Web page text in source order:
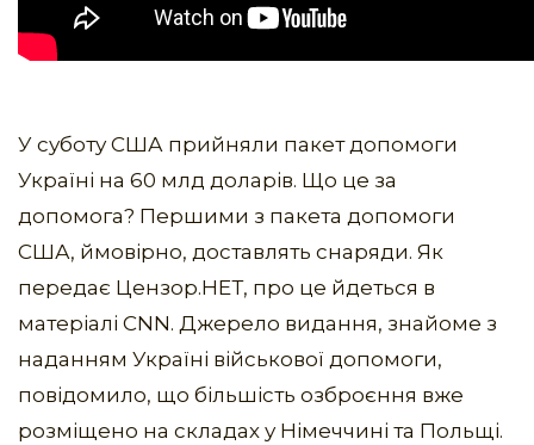
У суботу США прийняли пакет допомоги
Україні на 60 млд доларів. Що це за
допомога? Першими з пакета допомоги
США, ймовірно, доставлять снаряди. Як
передає Цензор.НЕТ, про це йдеться в
матеріалі CNN. Джерело видання, знайоме з
наданням Україні військової допомоги,
повідомило, що більшість озброєння вже
розміщено на складах у Німеччині та Польщі.